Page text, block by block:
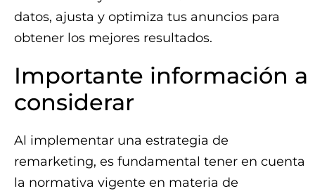
datos, ajusta y optimiza tus anuncios para
obtener los mejores resultados.
Importante información a
considerar
Al implementar una estrategia de
remarketing, es fundamental tener en cuenta
la normativa vigente en materia de